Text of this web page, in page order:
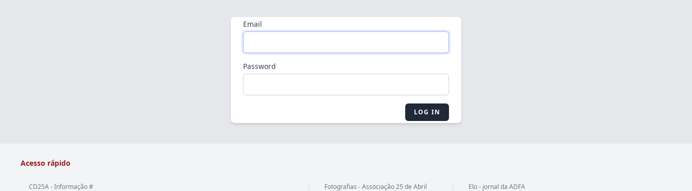
Email
Password
LOG IN
Acesso rápido
CD25A - Informação # Fotografias - Associação 25 de Abril Elo - jornal da ADFA